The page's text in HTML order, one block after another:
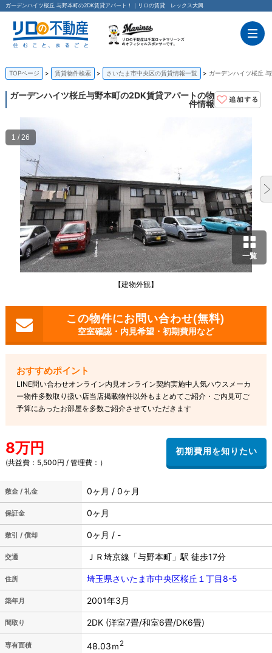
ガーデンハイツ桜丘 与野本町の2DK賃貸アパート！｜リロの賃貸 レックス大興
TOPページ 賃貸物件検索 さいたま市中央区の賃貸情報一覧 ガーデンハイツ桜丘
ガーデンハイツ桜丘与野本町の2DK賃貸アパートの物
件情報
一覧
【建物外観】
1 / 26
空室確認・内見希望・初期費用など
LINE問い合わせオンライン内見オンライン契約実施中人気ハウスメーカ
ー物件多数取り扱い店当店掲載物件以外もまとめてご紹介・ご内見可ご
予算にあったお部屋を多数ご紹介させていただきます
8万円
(共益費：5,500円 / 管理費：）
敷金 / 礼金 0ヶ月 / 0ヶ月
保証金 0ヶ月
敷引 / 償却 0ヶ月 / -
交通 ＪＲ埼京線「与野本町」駅 徒歩17分
住所 埼玉県さいたま市中央区桜丘１丁目8-5
築年月 2001年3月
間取り 2DK (洋室7畳/和室6畳/DK6畳)
専有面積 48.03ｍ2